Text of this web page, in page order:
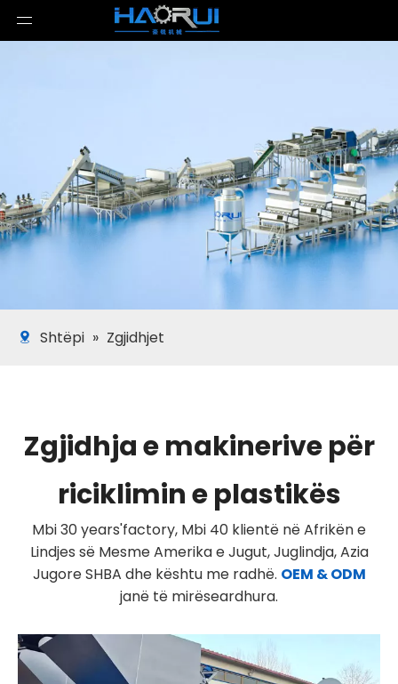
Shtëpi » Zgjidhjet
Zgjidhja e makinerive për
riciklimin e plastikës
Mbi 30 years'factory, Mbi 40 klientë në Afrikën e
Lindjes së Mesme Amerika e Jugut, Juglindja, Azia
Jugore SHBA dhe kështu me radhë. OEM & ODM
janë të mirëseardhura.